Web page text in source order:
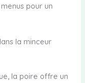
pour un
la minceur
la poire offre un